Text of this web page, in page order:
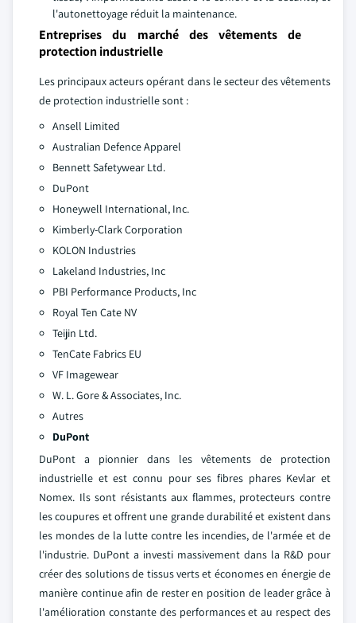
l'autonettoyage réduit la maintenance.
Entreprises du marché des vêtements de
protection industrielle
Les principaux acteurs opérant dans le secteur des vêtements
de protection industrielle sont :
Ansell Limited
Australian Defence Apparel
Bennett Safetywear Ltd.
DuPont
Honeywell International, Inc.
Kimberly-Clark Corporation
KOLON Industries
Lakeland Industries, Inc
PBI Performance Products, Inc
Royal Ten Cate NV
Teijin Ltd.
TenCate Fabrics EU
VF Imagewear
W. L. Gore & Associates, Inc.
Autres
DuPont
DuPont a pionnier dans les vêtements de protection
industrielle et est connu pour ses fibres phares Kevlar et
Nomex. Ils sont résistants aux flammes, protecteurs contre
les coupures et offrent une grande durabilité et existent dans
les mondes de la lutte contre les incendies, de l'armée et de
l'industrie. DuPont a investi massivement dans la R&D pour
créer des solutions de tissus verts et économes en énergie de
manière continue afin de rester en position de leader grâce à
l'amélioration constante des performances et au respect des